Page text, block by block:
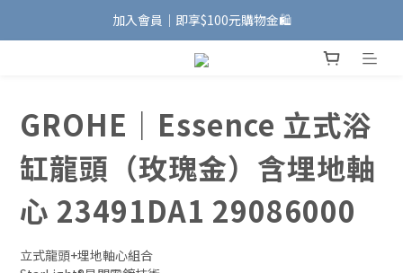
加入會員｜即享$100元購物金🛍️
加入會員｜即享$100元購物金🛍️
安裝維修服務｜Line ID @885wywfl
加入會員｜即享$100元購物金🛍️
GROHE｜Essence 立式浴
缸龍頭（玫瑰金）含埋地軸
心 23491DA1 29086000
立式龍頭+埋地軸心組合